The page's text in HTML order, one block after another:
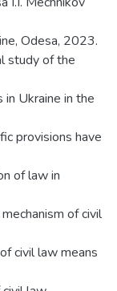
Odesa, 2023.
study of the
Ukraine in the
provisions have
of law in
of civil
civil law means